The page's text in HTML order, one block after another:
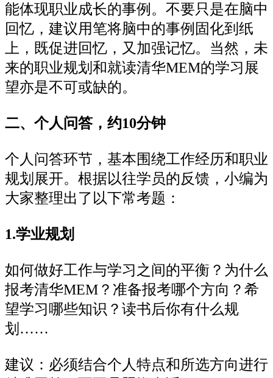
能体现职业成长的事例。不要只是在脑中
回忆，建议用笔将脑中的事例固化到纸
上，既促进回忆，又加强记忆。当然，未
来的职业规划和就读清华MEM的学习展
望亦是不可或缺的。
二、个人问答，约10分钟
个人问答环节，基本围绕工作经历和职业
规划展开。根据以往学员的反馈，小编为
大家整理出了以下常考题：
1.学业规划
如何做好工作与学习之间的平衡？为什么
报考清华MEM？准备报考哪个方向？希
望学习哪些知识？读书后你有什么规
划……
建议：必须结合个人特点和所选方向进行